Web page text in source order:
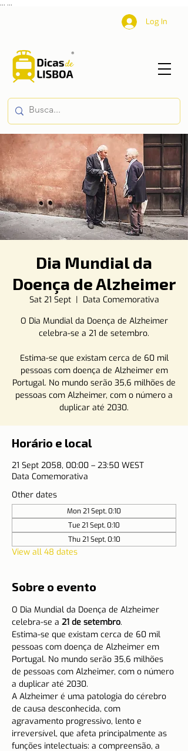
Log In
Dia Mundial da
Doença de Alzheimer
Sat 21 Sept
  |
Data Comemorativa
O Dia Mundial da Doença de Alzheimer
celebra-se a 21 de setembro.
Estima-se que existam cerca de 60 mil
pessoas com doença de Alzheimer em
Portugal. No mundo serão 35,6 milhões de
pessoas com Alzheimer, com o número a
duplicar até 2030.
Horário e local
21 Sept 2058, 00:00 – 23:50 WEST
Data Comemorativa
Other dates
Mon 21 Sept, 0:10
Tue 21 Sept, 0:10
Thu 21 Sept, 0:10
View all 48 dates
Sobre o evento
O Dia Mundial da Doença de Alzheimer
celebra-se a 21 de setembro.
Estima-se que existam cerca de 60 mil
pessoas com doença de Alzheimer em
Portugal. No mundo serão 35,6 milhões
de pessoas com Alzheimer, com o número
a duplicar até 2030.
A Alzheimer é uma patologia do cérebro
de causa desconhecida, com
agravamento progressivo, lento e
irreversível, que afeta principalmente as
funções intelectuais: a compreensão, a